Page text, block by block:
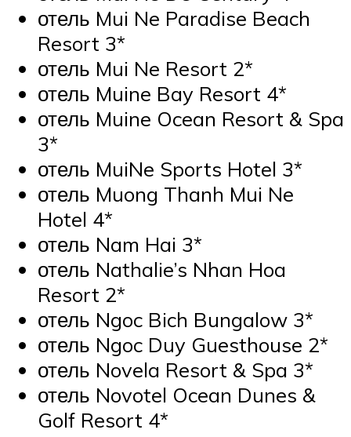
отель Mui Ne Paradise Beach
Resort 3*
отель Mui Ne Resort 2*
отель Muine Bay Resort 4*
отель Muine Ocean Resort & Spa
3*
отель MuiNe Sports Hotel 3*
отель Muong Thanh Mui Ne
Hotel 4*
отель Nam Hai 3*
отель Nathalie’s Nhan Hoa
Resort 2*
отель Ngoc Bich Bungalow 3*
отель Ngoc Duy Guesthouse 2*
отель Novela Resort & Spa 3*
отель Novotel Ocean Dunes &
Golf Resort 4*